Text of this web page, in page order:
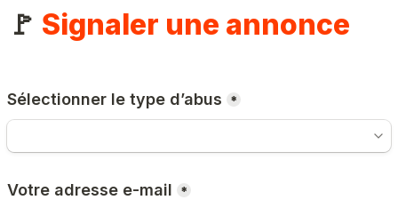
🚩 Signaler une annonce
Sélectionner le type d’abus *
Votre adresse e-mail *